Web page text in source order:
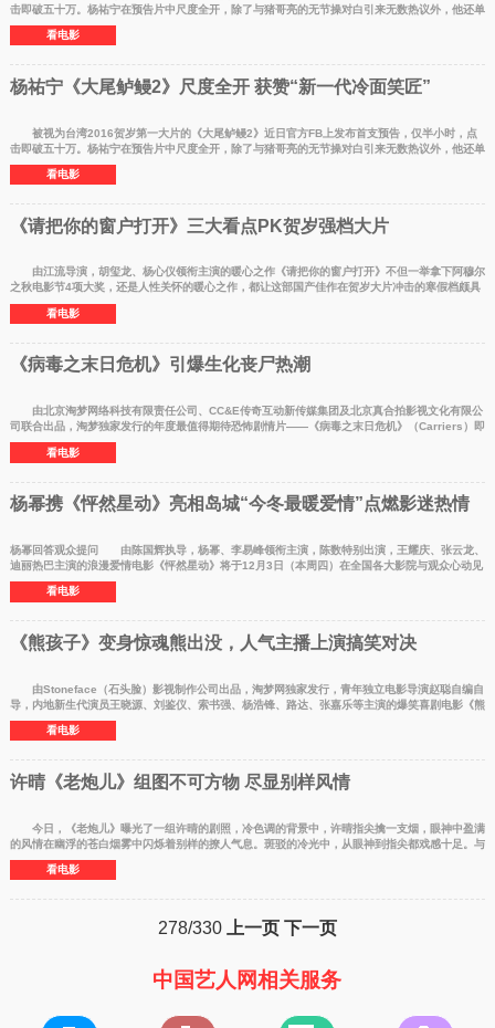
击即破五十万。杨祐宁在预告片中尺度全开，除了与猪哥亮的无节操对白引来无数热议外，他还单
穿吊带裤大秀肌
看电影
杨祐宁《大尾鲈鳗2》尺度全开 获赞“新一代冷面笑匠”
被视为台湾2016贺岁第一大片的《大尾鲈鳗2》近日官方FB上发布首支预告，仅半小时，点
击即破五十万。杨祐宁在预告片中尺度全开，除了与猪哥亮的无节操对白引来无数热议外，他还单
穿吊带裤大秀肌
看电影
《请把你的窗户打开》三大看点PK贺岁强档大片
由江流导演，胡玺龙、杨心仪领衔主演的暖心之作《请把你的窗户打开》不但一举拿下阿穆尔
之秋电影节4项大奖，还是人性关怀的暖心之作，都让这部国产佳作在贺岁大片冲击的寒假档颇具
看点。《请把
看电影
《病毒之末日危机》引爆生化丧尸热潮
由北京淘梦网络科技有限责任公司、CC&E传奇互动新传媒集团及北京真合拍影视文化有限公
司联合出品，淘梦独家发行的年度最值得期待恐怖剧情片——《病毒之末日危机》（Carriers）即
将重磅上线，
看电影
杨幂携《怦然星动》亮相岛城“今冬最暖爱情”点燃影迷热情
杨幂回答观众提问 由陈国辉执导，杨幂、李易峰领衔主演，陈数特别出演，王耀庆、张云龙、
迪丽热巴主演的浪漫爱情电影《怦然星动》将于12月3日（本周四）在全国各大影院与观众心动见
面。继无锡首
看电影
《熊孩子》变身惊魂熊出没，人气主播上演搞笑对决
由Stoneface（石头脸）影视制作公司出品，淘梦网独家发行，青年独立电影导演赵聪自编自
导，内地新生代演员王晓源、刘鉴仪、索书强、杨浩锋、路达、张嘉乐等主演的爆笑喜剧电影《熊
孩子》于2015
看电影
许晴《老炮儿》组图不可方物 尽显别样风情
今日，《老炮儿》曝光了一组许晴的剧照，冷色调的背景中，许晴指尖擒一支烟，眼神中盈满
的风情在幽浮的苍白烟雾中闪烁着别样的撩人气息。斑驳的冷光中，从眼神到指尖都戏感十足。与
以前端庄高
看电影
278/330 上一页 下一页
中国艺人网相关服务